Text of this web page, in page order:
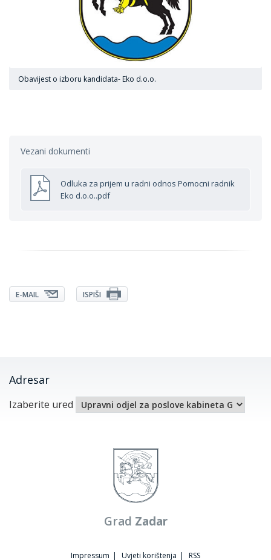
Obavijest o izboru kandidata- Eko d.o.o.
Vezani dokumenti
Odluka za prijem u radni odnos Pomocni radnik
Eko d.o.o..pdf
E-MAIL ISPIŠI
Adresar
Izaberite ured
Grad Zadar
Impressum | Uvjeti korištenja | RSS